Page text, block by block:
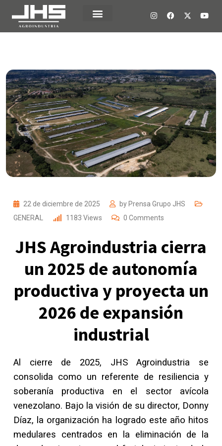
22 de diciembre de 2025 by Prensa Grupo JHS
GENERAL
1183 Views 0 Comments
JHS Agroindustria cierra
un 2025 de autonomía
productiva y proyecta un
2026 de expansión
industrial
Al cierre de 2025, JHS Agroindustria se
consolida como un referente de resiliencia y
soberanía productiva en el sector avícola
venezolano. Bajo la visión de su director, Donny
Díaz, la organización ha logrado este año hitos
medulares centrados en la eliminación de la